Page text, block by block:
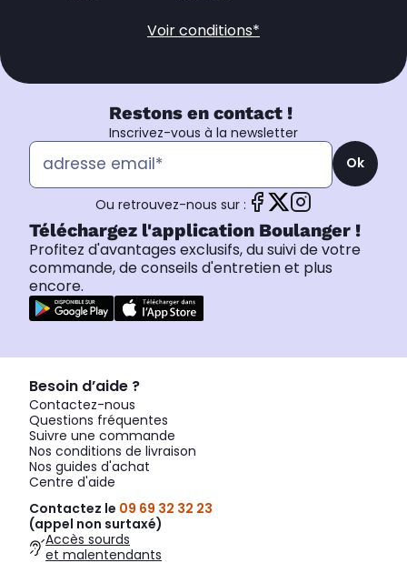
Voir conditions*
Restons en contact !
Inscrivez-vous à la newsletter
Ok
Ou retrouvez-nous sur :
Téléchargez l'application Boulanger !
Profitez d'avantages exclusifs, du suivi de votre
commande, de conseils d'entretien et plus
encore.
Besoin d’aide ?
Contactez-nous
Questions fréquentes
Suivre une commande
Nos conditions de livraison
Nos guides d'achat
Centre d'aide
Contactez le 09 69 32 32 23
(appel non surtaxé)
Accès sourds
et malentendants